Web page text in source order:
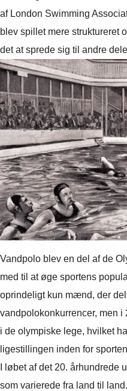
af London Swimming
blev spillet mere struktureret
det at sprede sig til andre
Vandpolo blev en del af de
med til at øge sportens
oprindeligt kun mænd, der
vandpolokonkurrencer, men
i de olympiske lege, hvilket
ligestillingen inden for
I løbet af det 20.
som varierede fra land til